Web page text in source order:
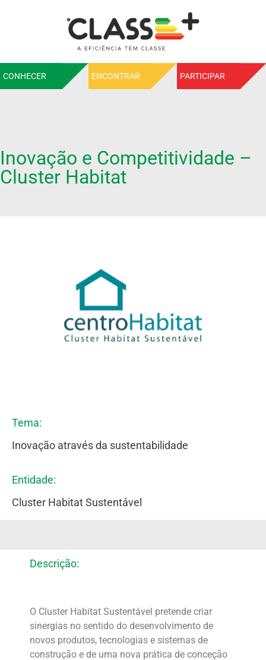
CONHECER ENCONTRAR PARTICIPAR
Inovação e Competitividade –
Cluster Habitat
Tema:
Inovação através da sustentabilidade
Entidade:
Cluster Habitat Sustentável
Descrição:
O Cluster Habitat Sustentável pretende criar
sinergias no sentido do desenvolvimento de
novos produtos, tecnologias e sistemas de
construção e de uma nova prática de conceção